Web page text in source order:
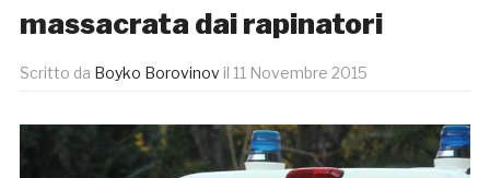
massacrata dai rapinatori
Scritto da Boyko Borovinov il 11 Novembre 2015